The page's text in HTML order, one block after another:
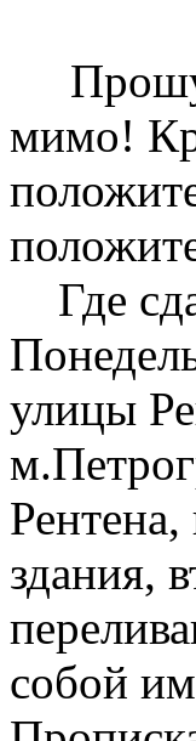
Прошу
мимо!
Где
улицы
здания,
собой